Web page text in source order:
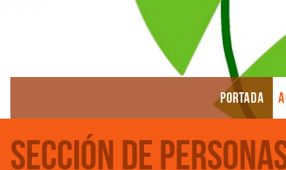
PORTADA
Sección de